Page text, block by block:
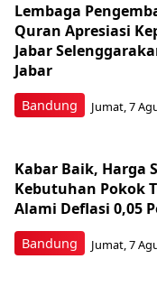
Bandung
Lembaga
Quran Apresiasi
Jabar
Jabar
Jumat, 7
Bandung
Kabar Baik, Harga
Kebutuhan Pokok
Alami Deflasi 0,05
Jumat, 7